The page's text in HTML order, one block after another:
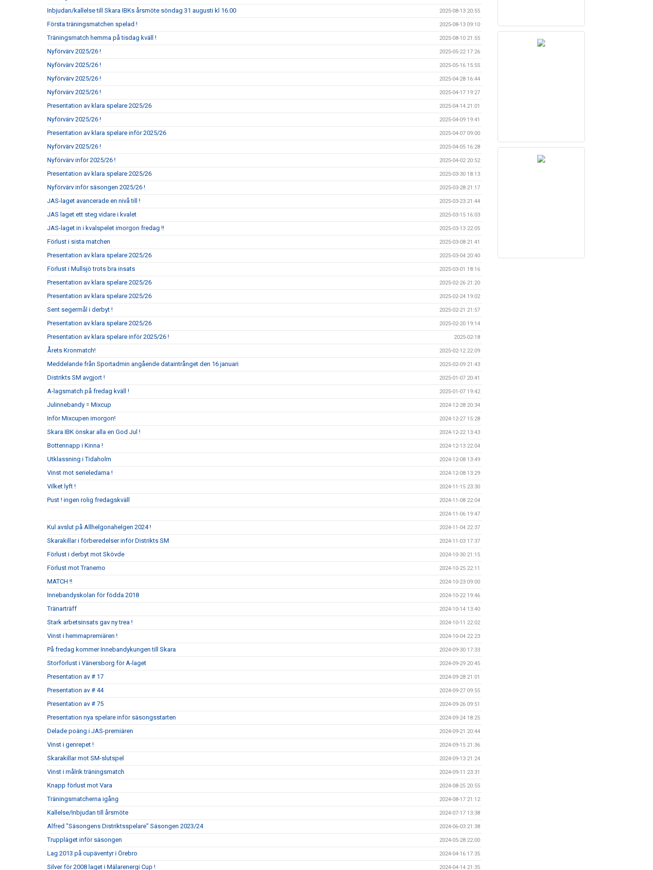
Inbjudan/kallelse till Skara IBKs årsmöte söndag 31 augusti kl 16.00 2025-08-13 20:55
Första träningsmatchen spelad ! 2025-08-13 09:10
Träningsmatch hemma på tisdag kväll ! 2025-08-10 21:55
Nyförvärv 2025/26 ! 2025-05-22 17:26
Nyförvärv 2025/26 ! 2025-05-16 15:55
Nyförvärv 2025/26 ! 2025-04-28 16:44
Nyförvärv 2025/26 ! 2025-04-17 19:27
Presentation av klara spelare 2025/26 2025-04-14 21:01
Nyförvärv 2025/26 ! 2025-04-09 19:41
Presentation av klara spelare inför 2025/26 2025-04-07 09:00
Nyförvärv 2025/26 ! 2025-04-05 16:28
Nyförvärv inför 2025/26 ! 2025-04-02 20:52
Presentation av klara spelare 2025/26 2025-03-30 18:13
Nyförvärv inför säsongen 2025/26 ! 2025-03-28 21:17
JAS-laget avancerade en nivå till ! 2025-03-23 21:44
JAS laget ett steg vidare i kvalet 2025-03-15 16:03
JAS-laget in i kvalspelet imorgon fredag !! 2025-03-13 22:05
Förlust i sista matchen 2025-03-08 21:41
Presentation av klara spelare 2025/26 2025-03-04 20:40
Förlust i Mullsjö trots bra insats 2025-03-01 18:16
Presentation av klara spelare 2025/26 2025-02-26 21:20
Presentation av klara spelare 2025/26 2025-02-24 19:02
Sent segermål i derbyt ! 2025-02-21 21:57
Presentation av klara spelare 2025/26 2025-02-20 19:14
Presentation av klara spelare inför 2025/26 ! 2025-02-18
Årets Kronmatch! 2025-02-12 22:09
Meddelande från Sportadmin angående dataintrånget den 16 januari 2025-02-09 21:43
Distrikts SM avgjort ! 2025-01-07 20:41
A-lagsmatch på fredag kväll ! 2025-01-07 19:42
Julinnebandy = Mixcup 2024-12-28 20:34
Inför Mixcupen imorgon! 2024-12-27 15:28
Skara IBK önskar alla en God Jul ! 2024-12-22 13:43
Bottennapp i Kinna ! 2024-12-13 22:04
Utklassning i Tidaholm 2024-12-08 13:49
Vinst mot serieledarna ! 2024-12-08 13:29
Vilket lyft ! 2024-11-15 23:30
Pust ! ingen rolig fredagskväll 2024-11-08 22:04
2024-11-06 19:47
Kul avslut på Allhelgonahelgen 2024 ! 2024-11-04 22:37
Skarakillar i förberedelser inför Distrikts SM 2024-11-03 17:37
Förlust i derbyt mot Skövde 2024-10-30 21:15
Förlust mot Tranemo 2024-10-25 22:11
MATCH !! 2024-10-23 09:00
Innebandyskolan för födda 2018 2024-10-22 19:46
Tränarträff 2024-10-14 13:40
Stark arbetsinsats gav ny trea ! 2024-10-11 22:02
Vinst i hemmapremiären ! 2024-10-04 22:23
På fredag kommer Innebandykungen till Skara 2024-09-30 17:33
Storförlust i Vänersborg för A-laget 2024-09-29 20:45
Presentation av # 17 2024-09-28 21:01
Presentation av # 44 2024-09-27 09:55
Presentation av # 75 2024-09-26 09:51
Presentation nya spelare inför säsongsstarten 2024-09-24 18:25
Delade poäng i JAS-premiären 2024-09-21 20:44
Vinst i genrepet ! 2024-09-15 21:36
Skarakillar mot SM-slutspel 2024-09-13 21:24
Vinst i målrik träningsmatch 2024-09-11 23:31
Knapp förlust mot Vara 2024-08-25 20:55
Träningsmatcherna igång 2024-08-17 21:12
Kallelse/Inbjudan till årsmöte 2024-07-17 13:38
Alfred "Säsongens Distriktsspelare" Säsongen 2023/24 2024-06-03 21:38
Truppläget inför säsongen 2024-05-28 22:00
Lag 2013 på cupäventyr i Örebro 2024-04-16 17:35
Silver för 2008 laget i Mälarenergi Cup ! 2024-04-14 21:35